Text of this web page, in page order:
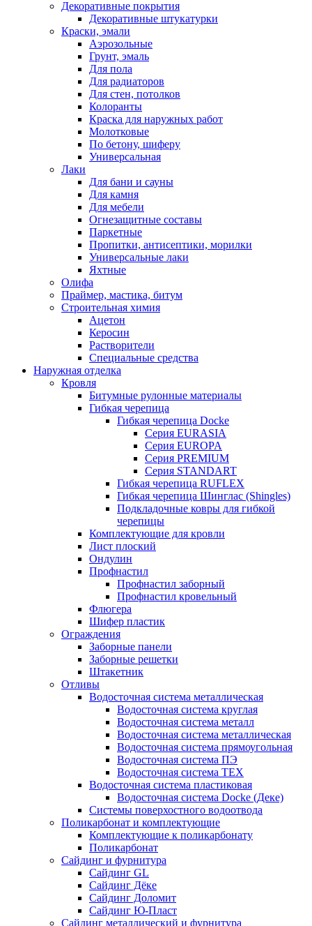
Декоративные покрытия
Декоративные штукатурки
Краски, эмали
Аэрозольные
Грунт, эмаль
Для пола
Для радиаторов
Для стен, потолков
Колоранты
Краска для наружных работ
Молотковые
По бетону, шиферу
Универсальная
Лаки
Для бани и сауны
Для камня
Для мебели
Огнезащитные составы
Паркетные
Пропитки, антисептики, морилки
Универсальные лаки
Яхтные
Олифа
Праймер, мастика, битум
Строительная химия
Ацетон
Керосин
Растворители
Специальные средства
Наружная отделка
Кровля
Битумные рулонные материалы
Гибкая черепица
Гибкая черепица Docke
Серия EURASIA
Серия EUROPA
Серия PREMIUM
Серия STANDART
Гибкая черепица RUFLEX
Гибкая черепица Шинглас (Shingles)
Подкладочные ковры для гибкой
черепицы
Комплектующие для кровли
Лист плоский
Ондулин
Профнастил
Профнастил заборный
Профнастил кровельный
Флюгера
Шифер пластик
Ограждения
Заборные панели
Заборные решетки
Штакетник
Отливы
Водосточная система металлическая
Водосточная система круглая
Водосточная система металл
Водосточная система металлическая
Водосточная система прямоугольная
Водосточная система ПЭ
Водосточная система ТЕХ
Водосточная система пластиковая
Водосточная система Docke (Деке)
Системы поверхостного водоотвода
Поликарбонат и комплектующие
Комплектующие к поликарбонату
Поликарбонат
Сайдинг и фурнитура
Сайдинг GL
Сайдинг Дёке
Сайдинг Доломит
Сайдинг Ю-Пласт
Сайдинг металлический и фурнитура